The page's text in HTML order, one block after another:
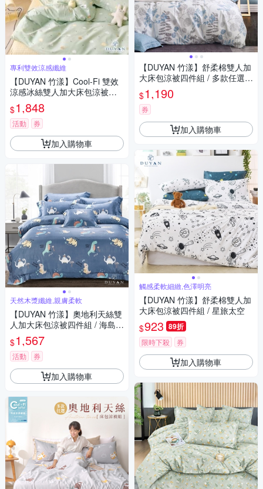
專利雙效涼感纖維
【DUYAN 竹漾】Cool-Fi 雙效
涼感冰絲雙人加大床包涼被四
件組 / 雲朵漫遊
$1,848
活動 券
加入購物車
天然木漿纖維,親膚柔軟
【DUYAN 竹漾】奧地利天絲雙
人加大床包涼被四件組 / 海島恐
龍 台灣製
$1,567
活動 券
加入購物車
【DUYAN 竹漾】舒柔棉雙人加
大床包涼被四件組 / 多款任選
(夜)
$1,190
券
加入購物車
觸感柔軟細緻,色澤明亮
【DUYAN 竹漾】舒柔棉雙人加
大床包涼被四件組 / 星旅太空
$923 89折
限時下殺 券
加入購物車